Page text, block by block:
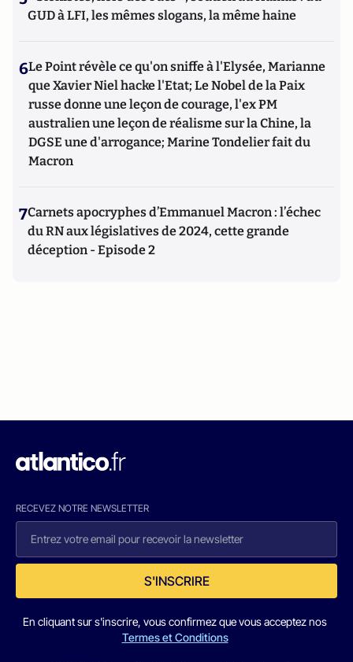
GUD à LFI, les mêmes slogans, la même haine
6Le Point révèle ce qu'on sniffe à l'Elysée, Marianne
que Xavier Niel hacke l'Etat; Le Nobel de la Paix
russe donne une leçon de courage, l'ex PM
australien une leçon de réalisme sur la Chine, la
DGSE une d'arrogance; Marine Tondelier fait du
Macron
7Carnets apocryphes d’Emmanuel Macron : l’échec
du RN aux législatives de 2024, cette grande
déception - Episode 2
RECEVEZ NOTRE NEWSLETTER
S'INSCRIRE
En cliquant sur s'inscrire, vous confirmez que vous acceptez nos
Termes et Conditions